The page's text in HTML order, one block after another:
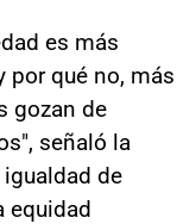
es más
por qué no, más
gozan de
señaló la
de
equidad